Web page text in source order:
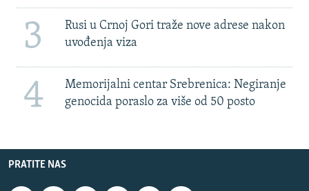
3
Rusi u Crnoj Gori traže nove adrese nakon
uvođenja viza
4
Memorijalni centar Srebrenica: Negiranje
genocida poraslo za više od 50 posto
PRATITE NAS